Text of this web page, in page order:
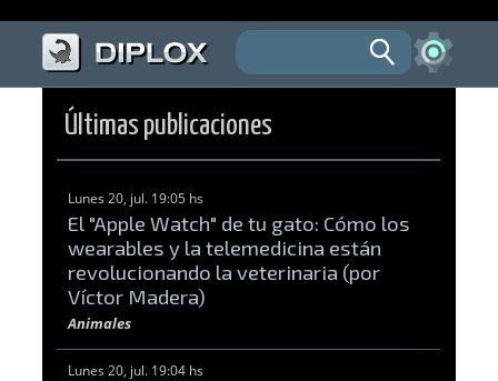
Últimas publicaciones
Lunes 20, jul. 19:05 hs
El "Apple Watch" de tu gato: Cómo los
wearables y la telemedicina están
revolucionando la veterinaria (por
Víctor Madera)
Animales
Lunes 20, jul. 19:04 hs